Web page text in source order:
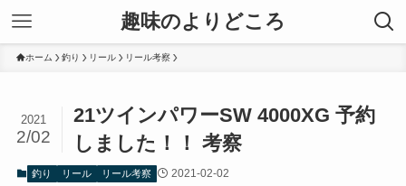
趣味のよりどころ
ホーム 釣り リール リール考察
21ツインパワーSW 4000XG 予約
しました！！ 考察
2021
2/02
釣り リール リール考察 2021-02-02